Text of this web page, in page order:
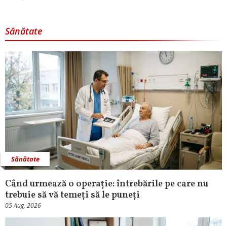
Sănătate
Sănătate
Când urmează o operație: întrebările pe care nu
trebuie să vă temeți să le puneți
05 Aug, 2026